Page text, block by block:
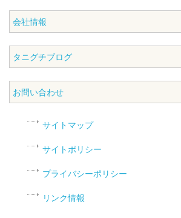
会社情報
タニグチブログ
お問い合わせ
サイトマップ
サイトポリシー
プライバシーポリシー
リンク情報